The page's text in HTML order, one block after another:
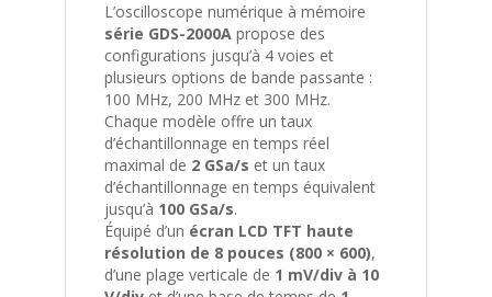
L’oscilloscope numérique à mémoire
série GDS-2000A propose des
configurations jusqu’à 4 voies et
plusieurs options de bande passante :
100 MHz, 200 MHz et 300 MHz.
Chaque modèle offre un taux
d’échantillonnage en temps réel
maximal de 2 GSa/s et un taux
d’échantillonnage en temps équivalent
jusqu’à 100 GSa/s.
Équipé d’un écran LCD TFT haute
résolution de 8 pouces (800 × 600),
d’une plage verticale de 1 mV/div à 10